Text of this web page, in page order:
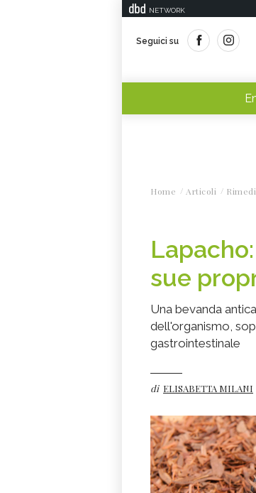
NETWORK
Seguici su
Home Articoli
sue
Una bevanda
dell'organismo,
gastrointestinale
di ELISABETTA MILANI